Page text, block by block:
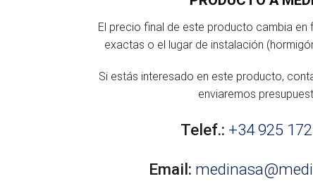
El precio final de este producto cambia en
exactas o el lugar de instalación
Si estás interesado en este producto,
enviaremos
Telef.: +34 925
Email: